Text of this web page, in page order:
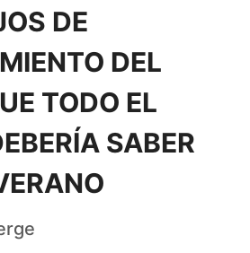
DE
DEL
TODO EL
SABER